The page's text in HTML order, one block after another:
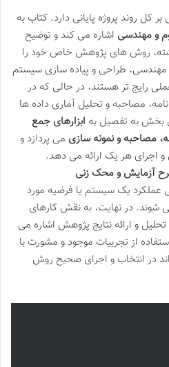
کل روند پروژه پایانی دارد. کتاب به
و مهندسی اشاره می کند و توضیح
روش های پژوهش خاص خود را
طراحی و پیاده سازی سیستم
رایج تر هستند، در حالی که در
مصاحبه و تحلیل آماری داده ها
بخش به تفصیل به ابزارهای جمع
مصاحبه و نمونه سازی می پردازد و
اجرای هر یک ارائه می دهد.
آزمایش و محک زنی
عملکرد یک سیستم یا فرضیه مورد
شوند. در نهایت، به نقش کارهای
تحلیل و ارائه نتایج پژوهش اشاره می
از تجربیات موجود و مشورت با
در انتخاب و اجرای صحیح روش